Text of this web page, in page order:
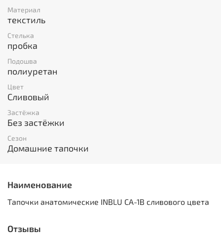
Материал
текстиль
Стелька
пробка
Подошва
полиуретан
Цвет
Сливовый
Застёжка
Без застёжки
Сезон
Домашние тапочки
Наименование
Тапочки анатомические INBLU CA-1B сливового цвета
Отзывы